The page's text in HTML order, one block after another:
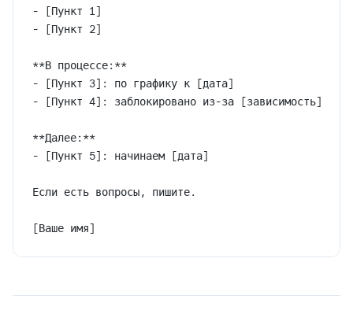
- [Пункт 1]
- [Пункт 2]
**В процессе:**
- [Пункт 3]: по графику к [дата]
- [Пункт 4]: заблокировано из-за [зависимость]
**Далее:**
- [Пункт 5]: начинаем [дата]
Если есть вопросы, пишите.
[Ваше имя]